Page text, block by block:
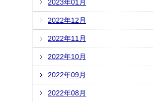
2023年01月
2022年12月
2022年11月
2022年10月
2022年09月
2022年08月